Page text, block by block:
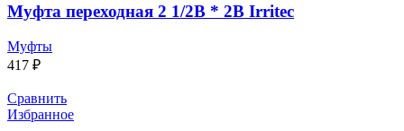
Муфта переходная 2 1/2В * 2В Irritec
Муфты
417 ₽
Сравнить
Избранное